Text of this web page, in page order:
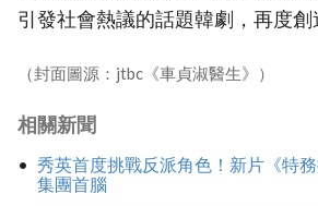
引發社會熱議的話題韓劇，再度創
（封面圖源：jtbc《車貞淑醫生》）
相關新聞
秀英首度挑戰反派角色！新片《特
集團首腦